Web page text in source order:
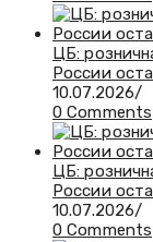
ЦБ:
России
10.07.2026/
0 Comments
ЦБ:
России
10.07.2026/
0 Comments